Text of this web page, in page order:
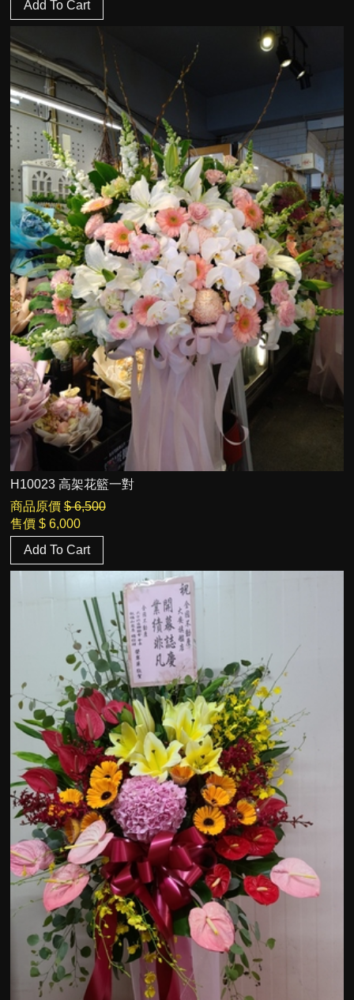
Add To Cart
H10023 高架花籃一對
商品原價 $ 6,500
售價 $ 6,000
Add To Cart